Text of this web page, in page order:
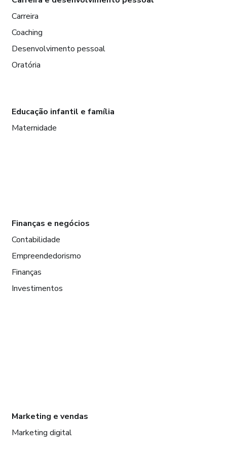
Carreira
Coaching
Desenvolvimento pessoal
Oratória
Educação infantil e família
Maternidade
Finanças e negócios
Contabilidade
Empreendedorismo
Finanças
Investimentos
Marketing e vendas
Marketing digital